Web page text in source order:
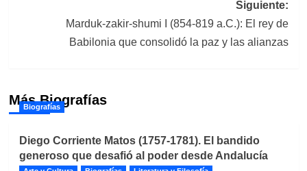
Siguiente:
Marduk-zakir-shumi I (854-819 a.C.): El rey de
Babilonia que consolidó la paz y las alianzas
Más Biografías
Biografías
Diego Corriente Matos (1757-1781). El bandido
generoso que desafió al poder desde Andalucía